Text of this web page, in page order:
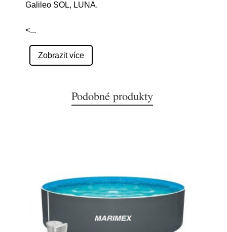
Galileo SOL, LUNA.
<...
Zobrazit více
Podobné produkty